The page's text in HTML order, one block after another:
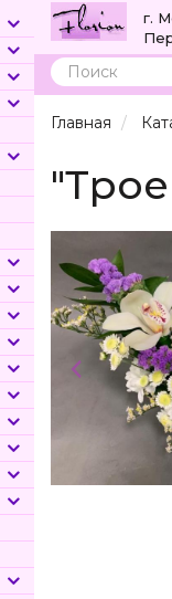
г.
Поиск
Главная